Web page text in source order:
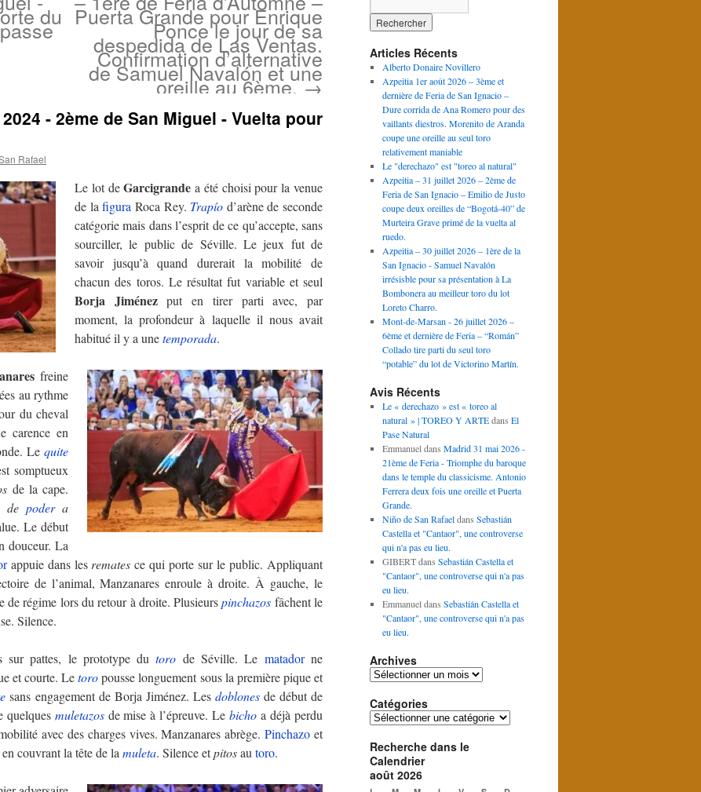
du Puerta Grande pour Enrique
Ponce le jour de sa
despedida de Las Ventas.
Confirmation d’alternative
de Samuel Navalón et une
oreille au 6ème.→
- 2ème de San Miguel - Vuelta pour
Rafael
Le lot deGarcigrande a été choisi pour la venue
de lafigura Roca Rey. Trapío d’arène de seconde
catégorie mais dans l’esprit de ce qu’accepte, sans
sourciller, le public de Séville. Le jeux fut de
savoir jusqu’à quand durerait la mobilité de
chacun des toros. Le résultat fut variable et seul
Borja Jiménezput en tirer parti avec, par
moment, la profondeur à laquelle il nous avait
habitué il y a unetemporada.
freine
au rythme
du cheval
carence en
Le quite
somptueux
de la cape.
depodera
Le début
douceur. La
appuie dans les remates ce qui porte sur le public. Appliquant
de l’animal, Manzanares enroule à droite. À gauche, le
de régime lors du retour à droite. Plusieurs pinchazos fâchent le
Silence.
sur pattes, le prototype du toro de Séville. Le matadorne
et courte. Letoropousse longuement sous la première pique et
sans engagement de Borja Jiménez. Les doblonesde début de
quelques muletazosde mise à l’épreuve. Lebicho a déjà perdu
avec des charges vives. Manzanares abrège.Pinchazo et
couvrant la tête de la muleta. Silence etpitosau toro.
Articles Récents
Alberto Donaire Novillero
Azpeitia 1er août 2026 – 3ème et
dernière de Feria de San Ignacio –
Dure corrida de Ana Romero pour des
vaillants diestros. Morenito de Aranda
coupe une oreille au seul toro
relativement maniable
Le "derechazo" est "toreo al natural"
Azpeitia – 31 juillet 2026 – 2ème de
Feria de San Ignacio – Emilio de Justo
coupe deux oreilles de “Bogotá-40” de
Murteira Grave primé de la vuelta al
ruedo.
Azpeitia – 30 juillet 2026 – 1ère de la
San Ignacio - Samuel Navalón
irrésisble pour sa présentation à La
Bombonera au meilleur toro du lot
Loreto Charro.
Mont-de-Marsan - 26 juillet 2026 –
6ème et dernière de Feria – “Román”
Collado tire parti du seul toro
“potable” du lot de Victorino Martín.
Avis Récents
Le « derechazo » est « toreo al
natural » | TOREO Y ARTEdans El
Pase Natural
Emmanueldans Madrid 31 mai 2026 -
21ème de Feria - Triomphe du baroque
dans le temple du classicisme. Antonio
Ferrera deux fois une oreille et Puerta
Grande.
Niño de San Rafaeldans Sebastián
Castella et "Cantaor", une controverse
qui n'a pas eu lieu.
GIBERTdans Sebastián Castella et
"Cantaor", une controverse qui n'a pas
eu lieu.
Emmanueldans Sebastián Castella et
"Cantaor", une controverse qui n'a pas
eu lieu.
Archives
Archives
Catégories
Catégories
Recherche dans le
Calendrier
août 2026